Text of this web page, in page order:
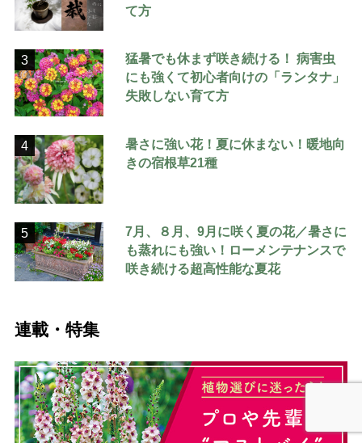
て方
3
猛暑でも休まず咲き続ける！ 病害虫
にも強くて初心者向けの「ランタナ」
失敗しない育て方
4
暑さに強い花！夏に休まない！暖地向
きの宿根草21種
5
7月、８月、9月に咲く夏の花／暑さに
も蒸れにも強い！ローメンテナンスで
咲き続ける超高性能な夏花
連載・特集